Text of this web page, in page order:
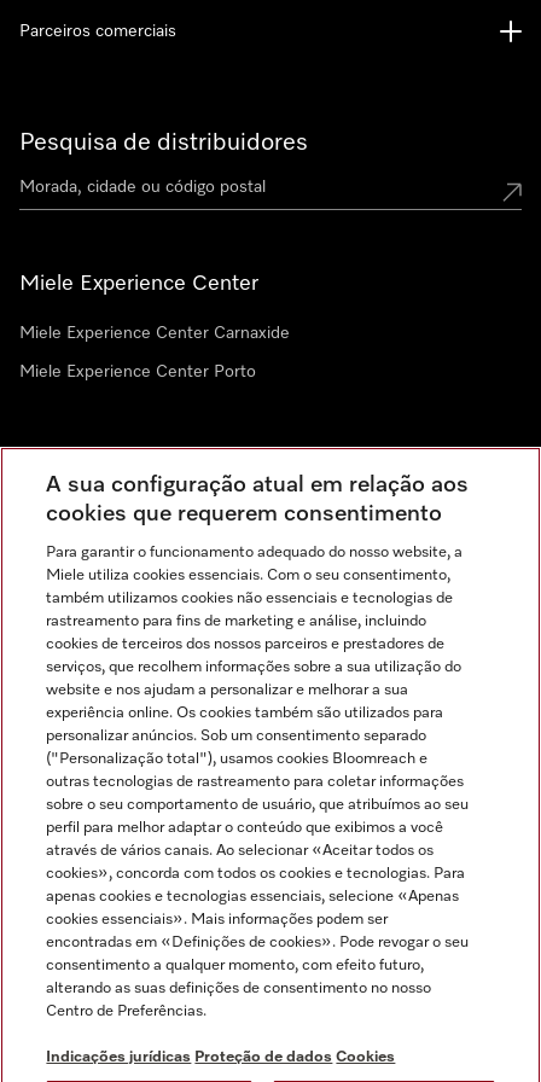
Pesquisa de distribuidores
Miele Experience Center
Miele Experience Center Carnaxide
Miele Experience Center Porto
Parceiros comerciais
Indicações jurídicas
Condições gerais
Proteção de dados
Condições de utilização
Canal de Ética
Formulário de livre resolução
Miele no Instagram
Miele no Facebook
Miele no Youtube
A sua configuração atual em relação aos
cookies que requerem consentimento
Para garantir o funcionamento adequado do nosso website, a
Miele utiliza cookies essenciais. Com o seu consentimento,
também utilizamos cookies não essenciais e tecnologias de
rastreamento para fins de marketing e análise, incluindo
cookies de terceiros dos nossos parceiros e prestadores de
serviços, que recolhem informações sobre a sua utilização do
website e nos ajudam a personalizar e melhorar a sua
experiência online. Os cookies também são utilizados para
personalizar anúncios. Sob um consentimento separado
("Personalização total"), usamos cookies Bloomreach e
outras tecnologias de rastreamento para coletar informações
sobre o seu comportamento de usuário, que atribuímos ao seu
perfil para melhor adaptar o conteúdo que exibimos a você
através de vários canais. Ao selecionar «Aceitar todos os
cookies», concorda com todos os cookies e tecnologias. Para
apenas cookies e tecnologias essenciais, selecione «Apenas
cookies essenciais». Mais informações podem ser
encontradas em «Definições de cookies». Pode revogar o seu
consentimento a qualquer momento, com efeito futuro,
alterando as suas definições de consentimento no nosso
Centro de Preferências.
Indicações jurídicas Proteção de dados Cookies